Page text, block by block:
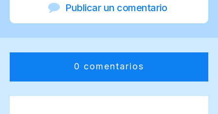
Publicar un comentario
0 comentarios